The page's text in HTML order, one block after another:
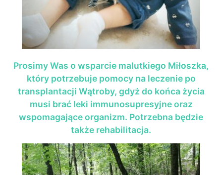
Prosimy Was o wsparcie malutkiego Miłoszka,
który potrzebuje pomocy na leczenie po
transplantacji Wątroby, gdyż do końca życia
musi brać leki immunosupresyjne oraz
wspomagające organizm. Potrzebna będzie
także rehabilitacja.